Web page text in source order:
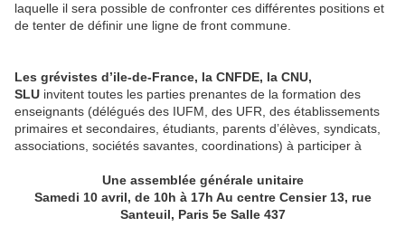
laquelle il sera possible de confronter ces différentes positions et
de tenter de définir une ligne de front commune.
Les grévistes d’ile-de-France, la CNFDE, la CNU,
SLU invitent toutes les parties prenantes de la formation des
enseignants (délégués des IUFM, des UFR, des établissements
primaires et secondaires, étudiants, parents d’élèves, syndicats,
associations, sociétés savantes, coordinations) à participer à
Une assemblée générale unitaire
Samedi 10 avril, de 10h à 17h Au centre Censier 13, rue
Santeuil, Paris 5e Salle 437